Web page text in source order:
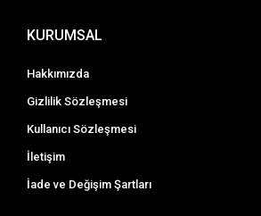
KURUMSAL
Hakkımızda
Gizlilik Sözleşmesi
Kullanıcı Sözleşmesi
İletişim
İade ve Değişim Şartları